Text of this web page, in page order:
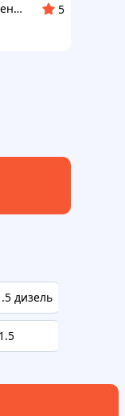
Pegas. Опалення та водопостачання
5
дизель